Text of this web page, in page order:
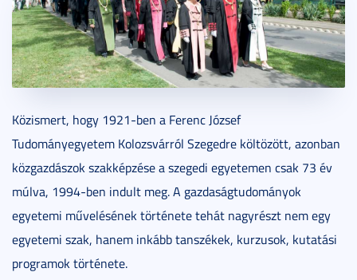
Közismert, hogy 1921-ben a Ferenc József
Tudományegyetem Kolozsvárról Szegedre költözött, azonban
közgazdászok szakképzése a szegedi egyetemen csak 73 év
múlva, 1994-ben indult meg. A gazdaságtudományok
egyetemi művelésének története tehát nagyrészt nem egy
egyetemi szak, hanem inkább tanszékek, kurzusok, kutatási
programok története.